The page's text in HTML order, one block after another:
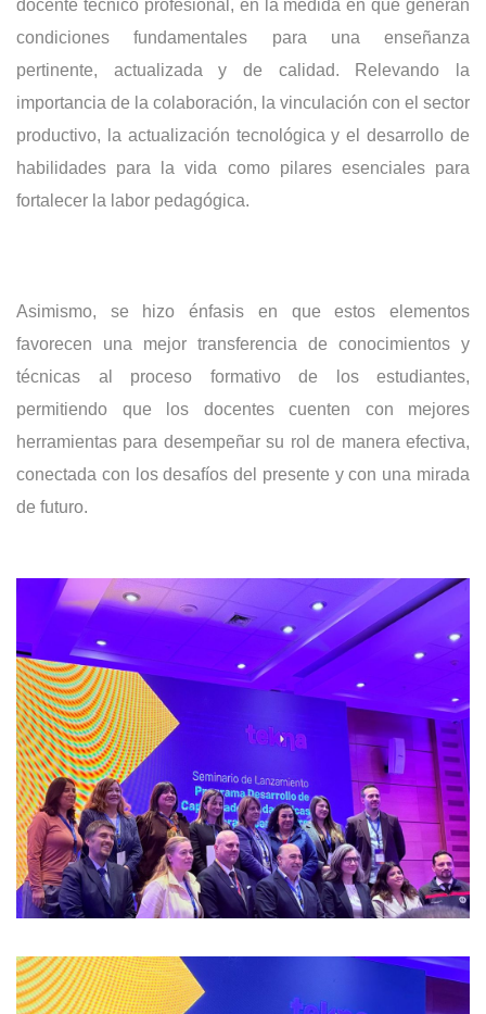
docente técnico profesional, en la medida en que generan
condiciones fundamentales para una enseñanza
pertinente, actualizada y de calidad. Relevando la
importancia de la colaboración, la vinculación con el sector
productivo, la actualización tecnológica y el desarrollo de
habilidades para la vida como pilares esenciales para
fortalecer la labor pedagógica.
Asimismo, se hizo énfasis en que estos elementos
favorecen una mejor transferencia de conocimientos y
técnicas al proceso formativo de los estudiantes,
permitiendo que los docentes cuenten con mejores
herramientas para desempeñar su rol de manera efectiva,
conectada con los desafíos del presente y con una mirada
de futuro.